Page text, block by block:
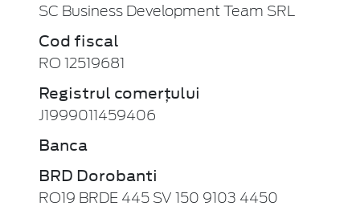
SC Business Development Team SRL
Cod fiscal
RO 12519681
Registrul comerțului
J1999011459406
Banca
BRD Dorobanti
RO19 BRDE 445 SV 150 9103 4450